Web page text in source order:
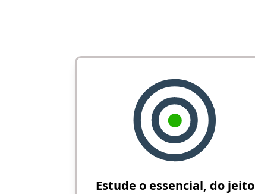
Estude o essencial, do jeito